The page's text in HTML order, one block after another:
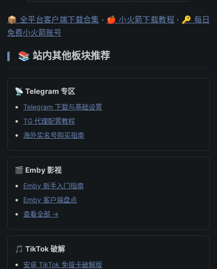
📦 全平台客户端下载合集 · 🍎 小火箭下载教程 · 🔑 每日
免费小火箭账号
📚 站内其他板块推荐
📡 Telegram 专区
Telegram 下载与基础设置
TG 代理配置教程
海外实名号购买指南
🎬 Emby 影视
Emby 新手入门指南
Emby 客户端盘点
查看全部 →
🎵 TikTok 破解
安卓 TikTok 免拔卡破解版